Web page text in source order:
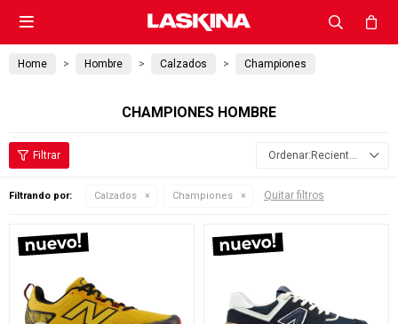

Home Hombre Calzados Championes
CHAMPIONES HOMBRE
Recientes
Filtrando por: Calzados Championes Quitar filtros